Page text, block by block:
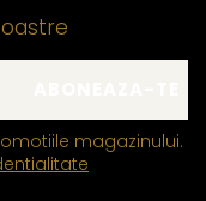
magazinului.